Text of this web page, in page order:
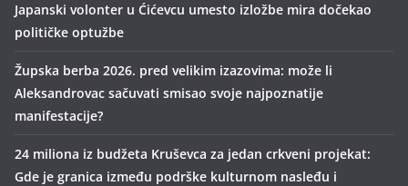
Japanski volonter u Ćićevcu umesto izložbe mira dočekao
političke optužbe
Župska berba 2026. pred velikim izazovima: može li
Aleksandrovac sačuvati smisao svoje najpoznatije
manifestacije?
24 miliona iz budžeta Kruševca za jedan crkveni projekat:
Gde je granica između podrške kulturnom nasleđu i